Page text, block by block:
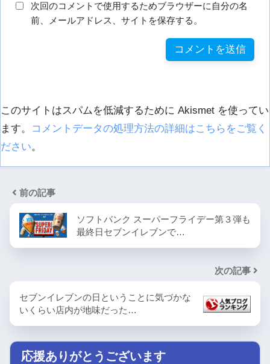
次回のコメントで使用するためブラウザーに自分の名
前、メールアドレス、サイトを保存する。
このサイトはスパムを低減するために Akismet を使ってい
ます。
コメントデータの処理方法の詳細はこちらをご覧く
ださい。
前の記事
ソフトバンク スーパーフライデー第３弾も
最終日セブンイレブンで…
次の記事
セブンイレブンの日ということに気づかな
いくらい店内が地味だった…
応援ありがとうございます